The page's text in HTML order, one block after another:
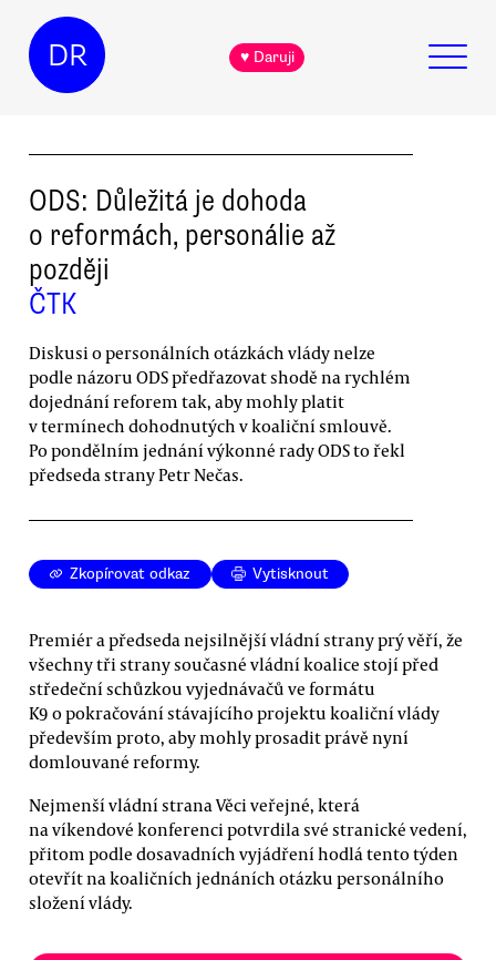
DR ♥ Daruji
ODS: Důležitá je dohoda
o reformách, personálie až
později
ČTK
Diskusi o personálních otázkách vlády nelze
podle názoru ODS předřazovat shodě na rychlém
dojednání reforem tak, aby mohly platit
v termínech dohodnutých v koaliční smlouvě.
Po pondělním jednání výkonné rady ODS to řekl
předseda strany Petr Nečas.
Zkopírovat odkaz Vytisknout
Premiér a předseda nejsilnější vládní strany prý věří, že
všechny tři strany současné vládní koalice stojí před
středeční schůzkou vyjednávačů ve formátu
K9 o pokračování stávajícího projektu koaliční vlády
především proto, aby mohly prosadit právě nyní
domlouvané reformy.
Nejmenší vládní strana Věci veřejné, která
na víkendové konferenci potvrdila své stranické vedení,
přitom podle dosavadních vyjádření hodlá tento týden
otevřít na koaličních jednáních otázku personálního
složení vlády.